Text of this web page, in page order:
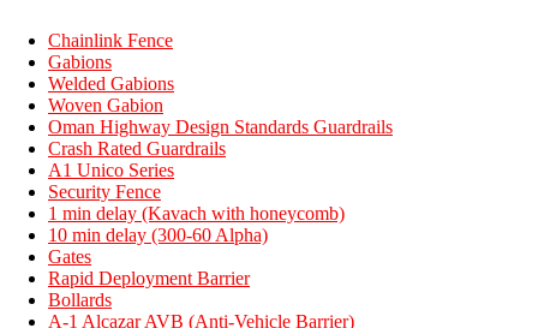
Chainlink Fence
Gabions
Welded Gabions
Woven Gabion
Oman Highway Design Standards Guardrails
Crash Rated Guardrails
A1 Unico Series
Security Fence
1 min delay (Kavach with honeycomb)
10 min delay (300-60 Alpha)
Gates
Rapid Deployment Barrier
Bollards
A-1 Alcazar AVB (Anti-Vehicle Barrier)